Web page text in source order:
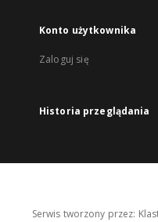
Konto użytkownika
Zaloguj się
Historia przeglądania
Serwis tworzony przez: